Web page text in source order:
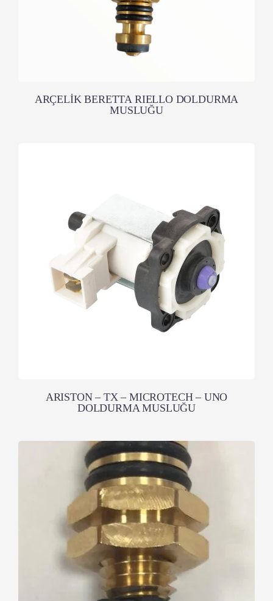
ARÇELİK BERETTA RIELLO DOLDURMA
MUSLUĞU
ARISTON – TX – MICROTECH – UNO
DOLDURMA MUSLUĞU